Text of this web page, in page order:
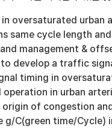
oversaturated urban
same cycle length
management &
develop a traffic
timing in
in urban
of congestion
C(green time/Cycle)